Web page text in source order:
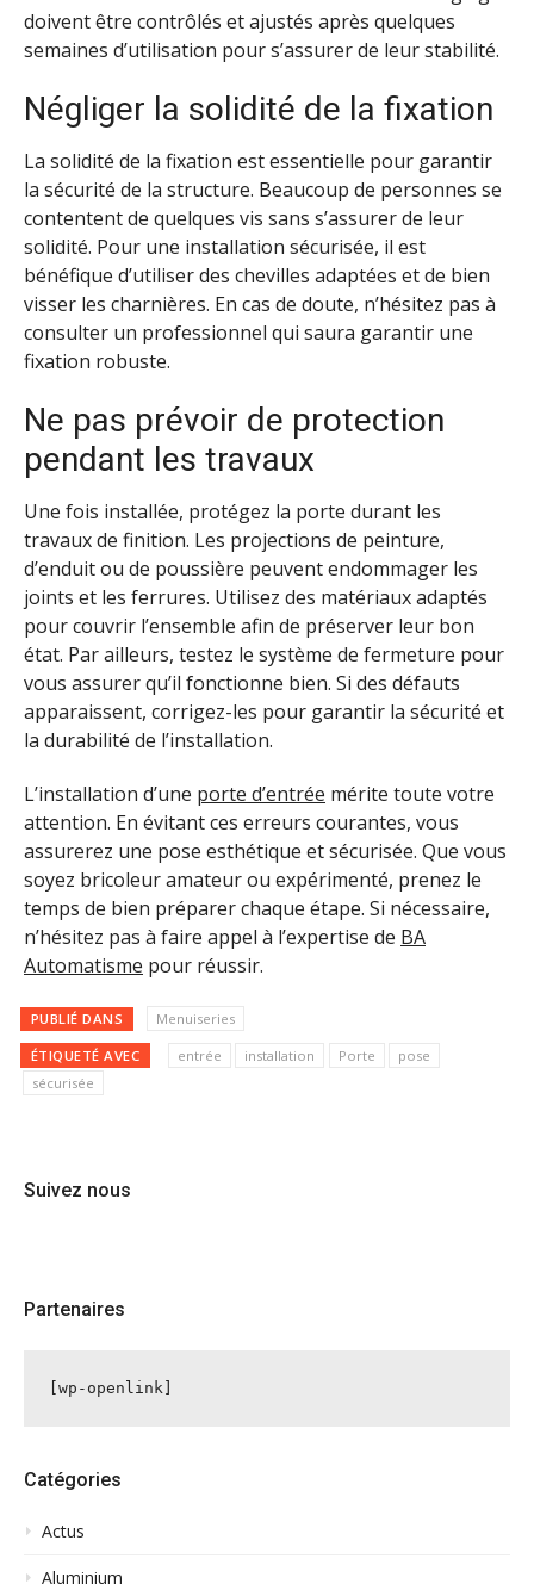
doivent être contrôlés et ajustés après quelques
semaines d’utilisation pour s’assurer de leur stabilité.
Négliger la solidité de la fixation
La solidité de la fixation est essentielle pour garantir
la sécurité de la structure. Beaucoup de personnes se
contentent de quelques vis sans s’assurer de leur
solidité. Pour une installation sécurisée, il est
bénéfique d’utiliser des chevilles adaptées et de bien
visser les charnières. En cas de doute, n’hésitez pas à
consulter un professionnel qui saura garantir une
fixation robuste.
Ne pas prévoir de protection
pendant les travaux
Une fois installée, protégez la porte durant les
travaux de finition. Les projections de peinture,
d’enduit ou de poussière peuvent endommager les
joints et les ferrures. Utilisez des matériaux adaptés
pour couvrir l’ensemble afin de préserver leur bon
état. Par ailleurs, testez le système de fermeture pour
vous assurer qu’il fonctionne bien. Si des défauts
apparaissent, corrigez-les pour garantir la sécurité et
la durabilité de l’installation.
L’installation d’une porte d’entrée mérite toute votre
attention. En évitant ces erreurs courantes, vous
assurerez une pose esthétique et sécurisée. Que vous
soyez bricoleur amateur ou expérimenté, prenez le
temps de bien préparer chaque étape. Si nécessaire,
n’hésitez pas à faire appel à l’expertise de BA
Automatisme pour réussir.
PUBLIÉ DANS Menuiseries
ÉTIQUETÉ AVEC entrée installation Porte
pose
sécurisée
Suivez nous
Partenaires
[wp-openlink]
Catégories
Actus
Aluminium